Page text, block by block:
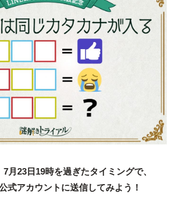
7月23日19時を過ぎたタイミングで、
式アカウントに送信してみよう！